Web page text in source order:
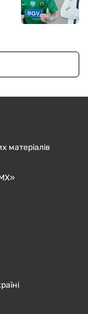
матеріалів